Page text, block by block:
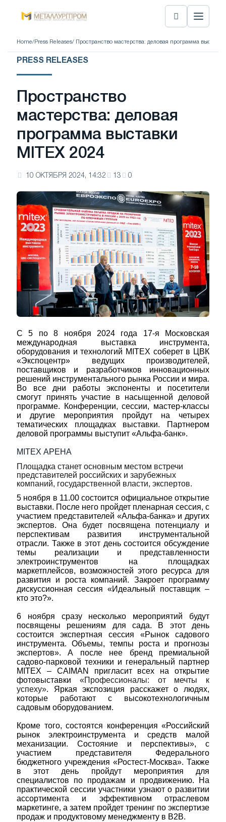
Home/ Press Releases/ Пространство мастерства: деловая программа
PRESS RELEASES
Пространство
мастерства: деловая
программа выставки
MITEX 2024
10 ОКТЯБРЯ 2024, 14:32 13 0
C 5 по 8 ноября 2024 года 17-я Московская
международная выставка инструмента,
оборудования и технологий MITEX соберет в ЦВК
«Экспоцентр» ведущих производителей,
поставщиков и разработчиков инновационных
решений инструментального рынка России и мира.
Во все дни работы экспоненты и посетители
смогут принять участие в насыщенной деловой
программе. Конференции, сессии, мастер-классы
и другие мероприятия пройдут на четырех
тематических площадках выставки. Партнером
деловой программы выступит «Альфа-банк».
MITEX АРЕНА
Площадка станет основным местом встречи
представителей российских и зарубежных
компаний, государственной власти, экспертов.
5 ноября в 11.00 состоится официальное открытие
выставки. После него пройдет пленарная сессия, с
участием представителей «Альфа-банка» и других
экспертов. Она будет посвящена потенциалу и
перспективам развития инструментальной
отрасли. Также в этот день состоится обсуждение
темы реализации и представленности
электроинструментов на площадках
маркетплейсов, возможностей этого ресурса для
развития и роста компаний. Закроет программу
дискуссионная сессия «Идеальный поставщик –
кто это?».
6 ноября сразу несколько мероприятий будут
посвящены решениям для сада. В этот день
состоится экспертная сессия «Рынок садового
инструмента. Объемы, темпы роста и прогнозы
экспертов». А после нее бренд премиальной
садово-парковой техники и генеральный партнер
MITEX – CAIMAN пригласит всех на открытие
фотовыставки «Профессионалы: от мечты к
успеху». Яркая экспозиция расскажет о людях,
которые работают с высокотехнологичным
садовым оборудованием.
Кроме того, состоятся конференция «Российский
рынок электроинструмента и средств малой
механизации. Состояние и перспективы», с
участием представителя Федерального
бюджетного учреждения «Ростест-Москва». Также
в этот день пройдут мероприятия для
специалистов по продажам и продвижению. На
практической сессии участники узнают о развитии
ассортимента и эффективном отраслевом
маркетинге, а затем пройдет тренинг по экспертизе
продаж и продуктовому менеджменту в B2B.